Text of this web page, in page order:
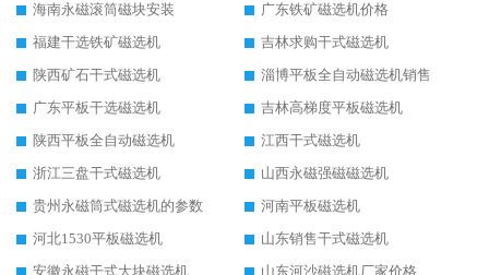
海南永磁滚筒磁块安装
广东铁矿磁选机价格
福建干选铁矿磁选机
吉林求购干式磁选机
陕西矿石干式磁选机
淄博平板全自动磁选机销售
广东平板干选磁选机
吉林高梯度平板磁选机
陕西平板全自动磁选机
江西干式磁选机
浙江三盘干式磁选机
山西永磁强磁磁选机
贵州永磁筒式磁选机的参数
河南平板磁选机
河北1530平板磁选机
山东销售干式磁选机
安徽永磁干式大块磁选机
山东河沙磁选机厂家价格